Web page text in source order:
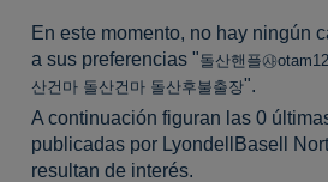
En este momento, no hay ningún
a sus preferencias "돌산핸플㉴
산건마 돌산건마 돌산후불출장".
A continuación figuran las 0
publicadas por LyondellBasell
resultan de interés.